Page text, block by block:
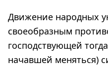
Движение народных
своеобразным
господствующей
начавшей меняться)